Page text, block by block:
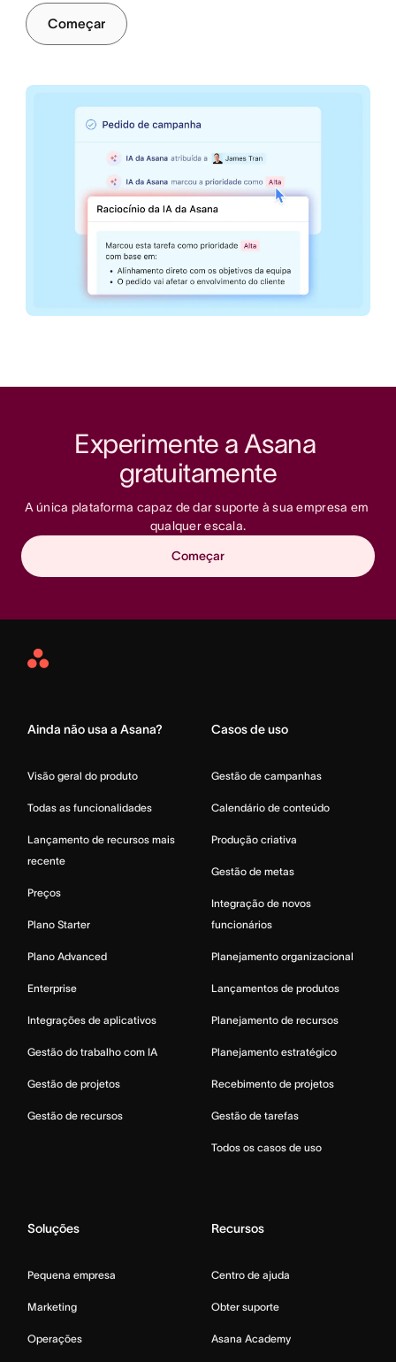
Começar
funcionários
Experimente a Asana
gratuitamente
A única plataforma capaz de dar suporte à sua empresa em
qualquer escala.
Começar
Asana
Ainda não usa a Asana?
Visão geral do produto
Todas as funcionalidades
Lançamento de recursos mais
recente
Preços
Plano Starter
Plano Advanced
Enterprise
Integrações de aplicativos
Gestão do trabalho com IA
Gestão de projetos
Gestão de recursos
Casos de uso
Gestão de campanhas
Calendário de conteúdo
Produção criativa
Gestão de metas
Integração de novos
funcionários
Planejamento organizacional
Lançamentos de produtos
Planejamento de recursos
Planejamento estratégico
Recebimento de projetos
Gestão de tarefas
Todos os casos de uso
Soluções
Pequena empresa
Marketing
Operações
Recursos
Centro de ajuda
Obter suporte
Asana Academy